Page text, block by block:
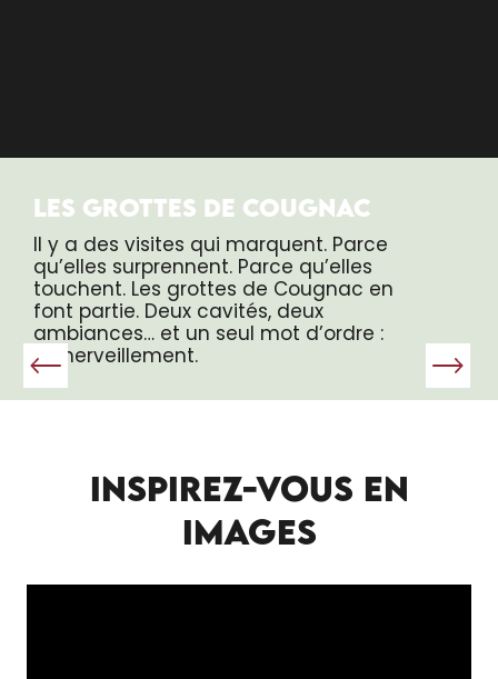
LES GROTTES DE COUGNAC
Il y a des visites qui marquent. Parce
qu’elles surprennent. Parce qu’elles
touchent. Les grottes de Cougnac en
font partie. Deux cavités, deux
ambiances… et un seul mot d’ordre :
l’émerveillement.
INSPIREZ-VOUS EN
IMAGES